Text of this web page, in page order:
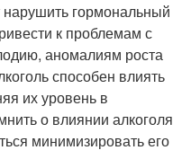
гормональный
к проблемам с
аномалиям роста
способен влиять
их уровень в
о влиянии алкоголя
минимизировать его